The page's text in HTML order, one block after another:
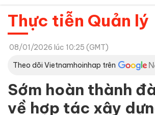
Thực tiễn Quản lý
08/01/2026 lúc 10:25 (GMT)
Theo dõi Vietnamhoinhap trên
Sớm hoàn thành
về hợp tác xây